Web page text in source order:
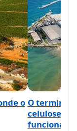
o O terminal
celulose
funciona o